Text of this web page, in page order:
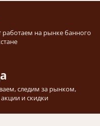
работаем на рынке банного
следим за рынком,
и скидки